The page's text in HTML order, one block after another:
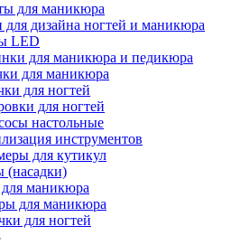
для маникюра
для дизайна ногтей и маникюра
LED
для маникюра и педикюра
для маникюра
для ногтей
для ногтей
настольные
инструментов
для кутикул
(насадки)
маникюра
для маникюра
для ногтей